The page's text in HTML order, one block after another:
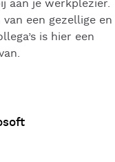
aan je werkplezier.
een gezellige en
is hier een